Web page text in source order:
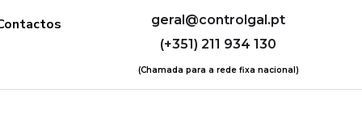
geral@controlgal.pt
(+351) 211 934 130
(Chamada para a rede fixa nacional)